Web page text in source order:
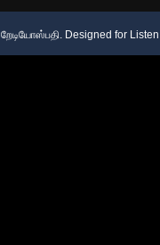
றேடியோஸ்பதி. Designed for